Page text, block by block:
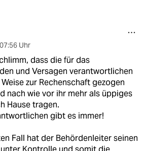
07:56 Uhr
dass die für das
und Versagen verantwortlichen
zur Rechenschaft gezogen
nach wie vor ihr mehr als üppiges
Hause tragen.
gibt es immer!
Fall hat der Behördenleiter seinen